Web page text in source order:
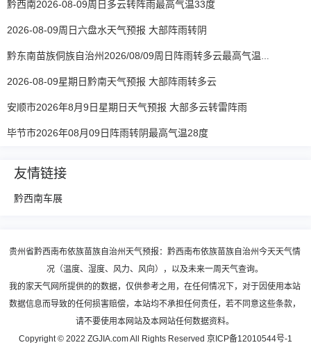
黔西南2026-08-09周日多云转阵雨最高气温33度
2026-08-09周日六盘水天气预报 大部阵雨转阴
黔东南苗族侗族自治州2026/08/09周日阵雨转多云最高气温36℃
2026-08-09星期日黔南天气预报 大部阵雨转多云
安顺市2026年8月9日星期日天气预报 大部多云转雷阵雨
毕节市2026年08月09日阵雨转阴最高气温28度
友情链接
黔西南车展
贵州省黔西南布依族苗族自治州天气预报：黔西南布依族苗族自治州今天天气情
况（温度、湿度、风力、风向），以及未来一周天气查询。
我的家天气网所提供的的数据，仅供参考之用，在任何情况下，对于因使用本站
数据信息而导致的任何损害赔偿，本站均不承担任何责任，若不同意这些条款，
请不要使用本网站及本网站任何数据资料。
Copyright © 2022 ZGJIA.com All Rights Reserved 京ICP备12010544号-1